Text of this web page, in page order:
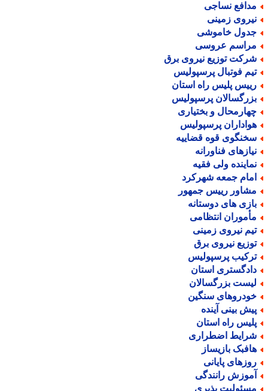
نساجی
زمینی
خاموشی
عروسی
توزیع نیروی برق
فوتبال پرسپولیس
پلیس راه استان
پرسپولیس
و بختیاری
پرسپولیس
قوه قضاییه
فناورانه
ولی فقیه
جمعه شهرکرد
رییس جمهور
های دوستانه
انتظامی
نیروی زمینی
نیروی برق
پرسپولیس
استان
بزرگسالان
سنگین
بینی آینده
راه استان
اضطراری
بازیساز
پایانی
رانندگی
پذیری